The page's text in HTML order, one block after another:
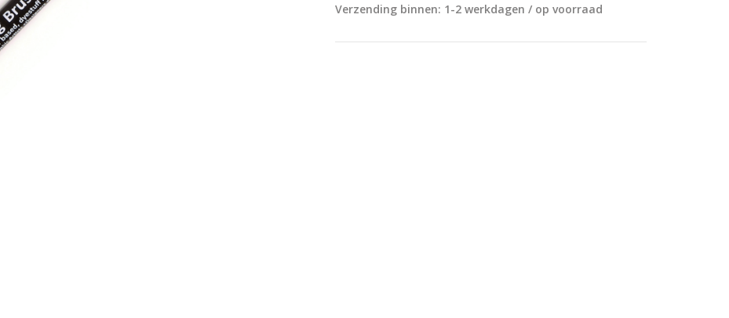
Verzending binnen: 1-2 werkdagen / op voorraad